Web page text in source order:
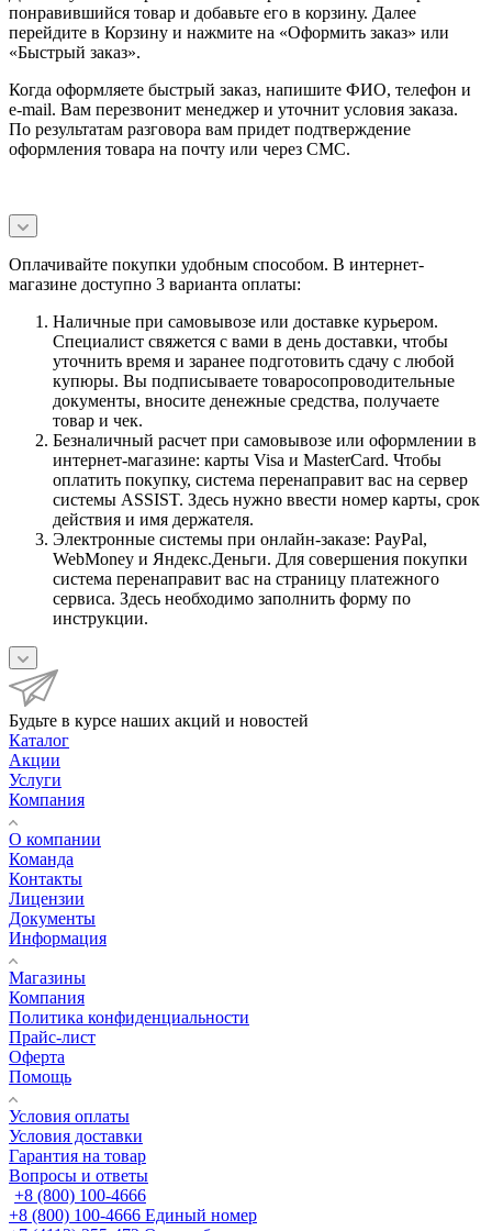
понравившийся товар и добавьте его в корзину. Далее
перейдите в Корзину и нажмите на «Оформить заказ» или
«Быстрый заказ».
Когда оформляете быстрый заказ, напишите ФИО, телефон и
e-mail. Вам перезвонит менеджер и уточнит условия заказа.
По результатам разговора вам придет подтверждение
оформления товара на почту или через СМС.
Оплачивайте покупки удобным способом. В интернет-
магазине доступно 3 варианта оплаты:
Наличные при самовывозе или доставке курьером.
Специалист свяжется с вами в день доставки, чтобы
уточнить время и заранее подготовить сдачу с любой
купюры. Вы подписываете товаросопроводительные
документы, вносите денежные средства, получаете
товар и чек.
Безналичный расчет при самовывозе или оформлении в
интернет-магазине: карты Visa и MasterCard. Чтобы
оплатить покупку, система перенаправит вас на сервер
системы ASSIST. Здесь нужно ввести номер карты, срок
действия и имя держателя.
Электронные системы при онлайн-заказе: PayPal,
WebMoney и Яндекс.Деньги. Для совершения покупки
система перенаправит вас на страницу платежного
сервиса. Здесь необходимо заполнить форму по
инструкции.
Будьте в курсе наших акций и новостей
Каталог
Акции
Услуги
Компания
О компании
Команда
Контакты
Лицензии
Документы
Информация
Магазины
Компания
Политика конфиденциальности
Прайс-лист
Оферта
Помощь
Условия оплаты
Условия доставки
Гарантия на товар
Вопросы и ответы
+8 (800) 100-4666
+8 (800) 100-4666 Единый номер